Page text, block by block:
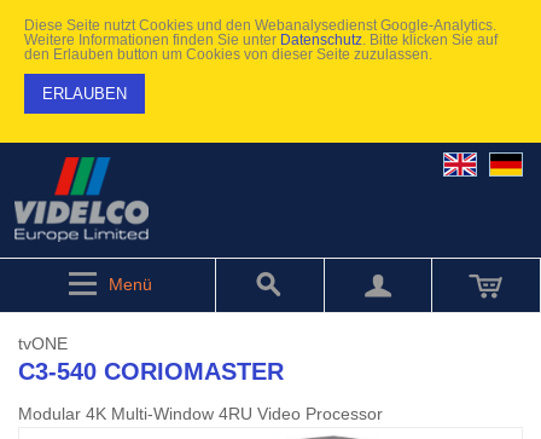
Diese Seite nutzt Cookies und den Webanalysedienst Google-Analytics.
Weitere Informationen finden Sie unter Datenschutz . Bitte klicken Sie auf
den Erlauben button um Cookies von dieser Seite zuzulassen.
ERLAUBEN
Menü
tvONE
C3-540 CORIOMASTER
Modular 4K Multi-Window 4RU Video Processor